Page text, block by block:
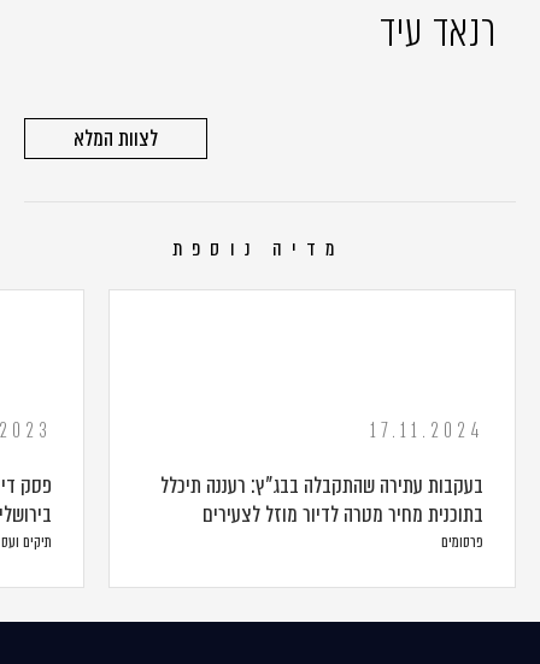
רנאד עיד
לצוות המלא
מדיה נוספת
17.11.2024
בעקבות עתירה שהתקבלה בבג"ץ: רעננה תיכלל
בתוכנית מחיר מטרה לדיור מוזל לצעירים
פרסומים
פסק
תיקים